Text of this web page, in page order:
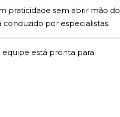
praticidade sem abrir mão do
por especialistas.
equipe está pronta para